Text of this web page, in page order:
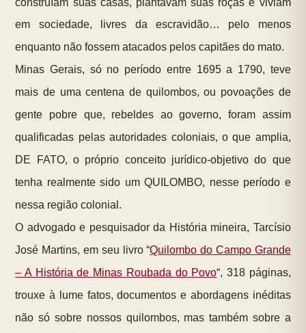
em sociedade, livres da escravidão… pelo menos
enquanto não fossem atacados pelos capitães do mato.
Minas Gerais, só no período entre 1695 a 1790, teve
mais de uma centena de quilombos, ou povoações de
gente pobre que, rebeldes ao governo, foram assim
qualificadas pelas autoridades coloniais, o que amplia,
DE FATO, o próprio conceito jurídico-objetivo do que
tenha realmente sido um QUILOMBO, nesse período e
nessa região colonial.
O advogado e pesquisador da História mineira, Tarcísio
José Martins, em seu livro “Quilombo do Campo Grande
– A História de Minas Roubada do Povo“, 318 páginas,
trouxe à lume fatos, documentos e abordagens inéditas
não só sobre nossos quilombos, mas também sobre a